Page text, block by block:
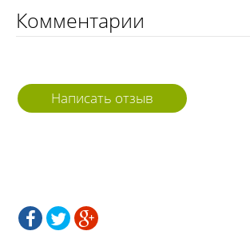
Комментарии
Написать отзыв